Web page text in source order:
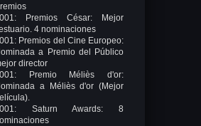
Premios César: Mejor
4 nominaciones
Premios del Cine Europeo:
a Premio del Público
director
Premio Méliès d'or:
a Méliès d'or (Mejor
Saturn Awards: 8